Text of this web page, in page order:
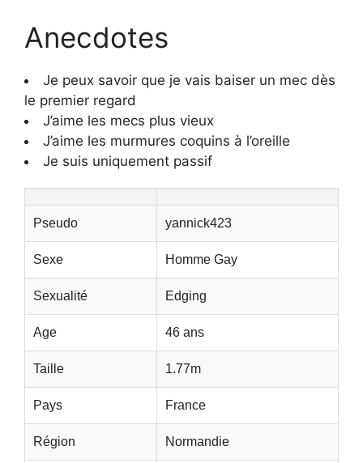
Anecdotes
Je peux savoir que je vais baiser un mec dès
le premier regard
J’aime les mecs plus vieux
J’aime les murmures coquins à l’oreille
Je suis uniquement passif
Pseudo yannick423
Sexe Homme Gay
Sexualité Edging
Age 46 ans
Taille 1.77m
Pays France
Région Normandie